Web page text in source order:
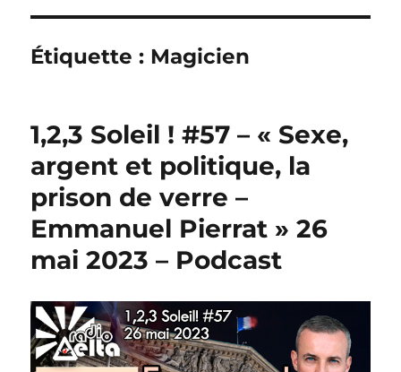
Étiquette : Magicien
1,2,3 Soleil ! #57 – « Sexe,
argent et politique, la
prison de verre –
Emmanuel Pierrat » 26
mai 2023 – Podcast